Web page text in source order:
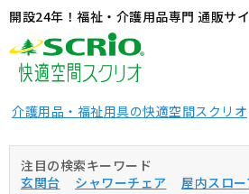
開設24年！福祉・介護用品専門 通販サ
介護用品・福祉用具の快適空間スクリオ
注目の検索キーワード
玄関台
シャワーチェア 屋内スロ